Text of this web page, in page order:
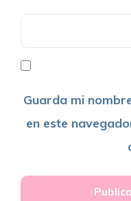
Guarda mi
en este